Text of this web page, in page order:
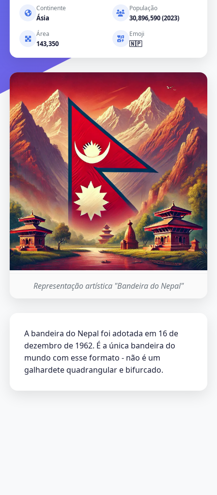
Continente
Ásia
População
30,896,590 (2023)
Área
143,350
Emoji
🇳🇵
Representação artística "Bandeira do Nepal"
A bandeira do Nepal foi adotada em 16 de
dezembro de 1962. É a única bandeira do
mundo com esse formato - não é um
galhardete quadrangular e bifurcado.